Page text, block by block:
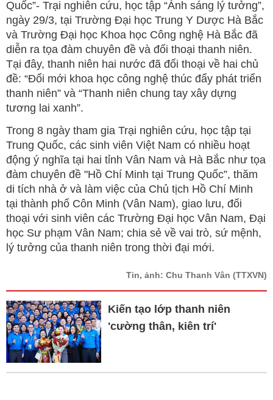
Quốc”- Trại nghiên cứu, học tập “Ánh sáng lý tưởng”,
ngày 29/3, tại Trường Đại học Trung Y Dược Hà Bắc
và Trường Đại học Khoa học Công nghệ Hà Bắc đã
diễn ra tọa đàm chuyên đề và đối thoại thanh niên.
Tại đây, thanh niên hai nước đã đối thoại về hai chủ
đề: “Đổi mới khoa học công nghệ thúc đẩy phát triển
thanh niên” và “Thanh niên chung tay xây dựng
tương lai xanh”.
Trong 8 ngày tham gia Trại nghiên cứu, học tập tại
Trung Quốc, các sinh viên Việt Nam có nhiều hoạt
động ý nghĩa tại hai tỉnh Vân Nam và Hà Bắc như tọa
đàm chuyên đề "Hồ Chí Minh tại Trung Quốc”, thăm
di tích nhà ở và làm việc của Chủ tịch Hồ Chí Minh
tại thành phố Côn Minh (Vân Nam), giao lưu, đối
thoại với sinh viên các Trường Đại học Vân Nam, Đại
học Sư phạm Vân Nam; chia sẻ về vai trò, sứ mệnh,
lý tưởng của thanh niên trong thời đại mới.
Tin, ảnh: Chu Thanh Vân (TTXVN)
Kiến tạo lớp thanh niên
'cường thân, kiên trí'